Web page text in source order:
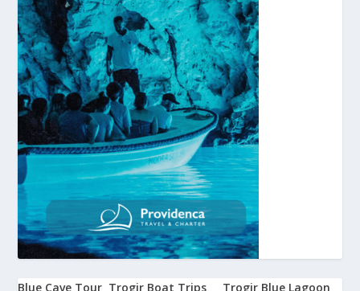
Blue Cave Tour Trogir Boat Trips Trogir Blue Lagoon